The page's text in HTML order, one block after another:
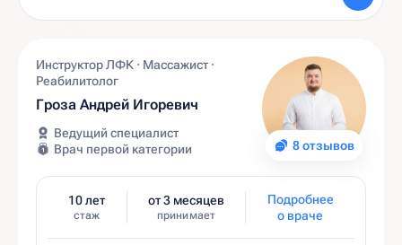
8 отзывов
Инструктор ЛФК · Массажист ·
Реабилитолог
Гроза Андрей Игоревич
Ведущий специалист
Врач первой категории
10 лет
стаж
от 3 месяцев
принимает
Подробнее
о враче